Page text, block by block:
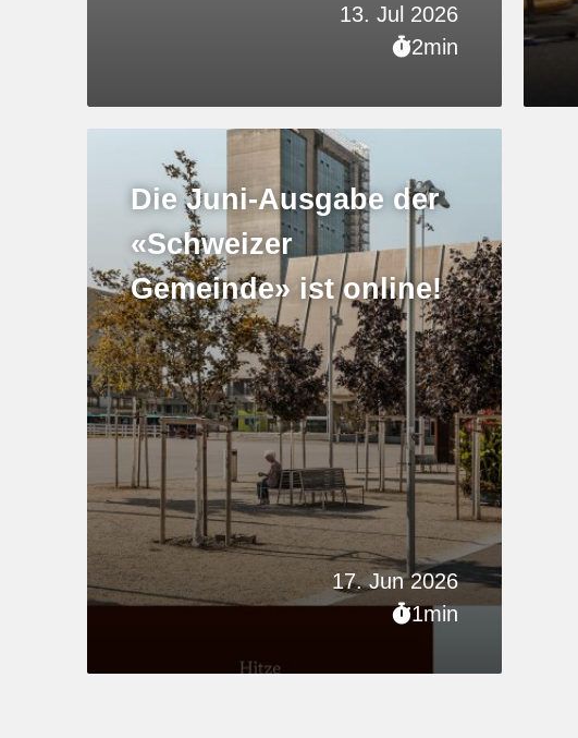
13. Jul 2026
2min
17. Jun 2026
1min
Die Juni-Ausgabe der
«Schweizer
Gemeinde» ist online!